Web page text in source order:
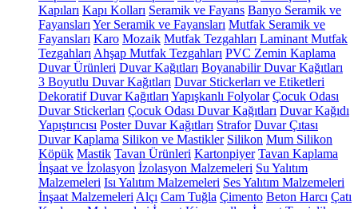
Kapıları Kapı Kolları Seramik ve Fayans Banyo Seramik ve
Fayansları Yer Seramik ve Fayansları Mutfak Seramik ve
Fayansları Karo Mozaik Mutfak Tezgahları Laminant Mutfak
Tezgahları Ahşap Mutfak Tezgahları PVC Zemin Kaplama
Duvar Ürünleri Duvar Kağıtları Boyanabilir Duvar Kağıtları
3 Boyutlu Duvar Kağıtları Duvar Stickerları ve Etiketleri
Dekoratif Duvar Kağıtları Yapışkanlı Folyolar Çocuk Odası
Duvar Stickerları Çocuk Odası Duvar Kağıtları Duvar Kağıdı
Yapıştırıcısı Poster Duvar Kağıtları Strafor Duvar Çıtası
Duvar Kaplama Silikon ve Mastikler Silikon Mum Silikon
Köpük Mastik Tavan Ürünleri Kartonpiyer Tavan Kaplama
İnşaat ve İzolasyon İzolasyon Malzemeleri Su Yalıtım
Malzemeleri Isı Yalıtım Malzemeleri Ses Yalıtım Malzemeleri
İnşaat Malzemeleri Alçı Cam Tuğla Çimento Beton Harcı Çatı